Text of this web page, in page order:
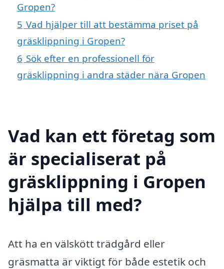
Gropen?
5 Vad hjälper till att bestämma priset på
gräsklippning i Gropen?
6 Sök efter en professionell för
gräsklippning i andra städer nära Gropen
Vad kan ett företag som
är specialiserat på
gräsklippning i Gropen
hjälpa till med?
Att ha en välskött trädgård eller
gräsmatta är viktigt för både estetik och